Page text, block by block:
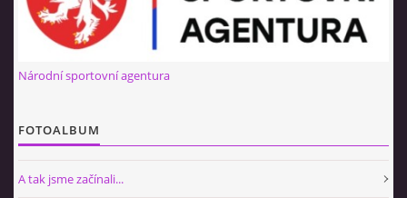
NÁBOR 2026
Národní sportovní agentura
FOTOALBUM
A tak jsme začínali...